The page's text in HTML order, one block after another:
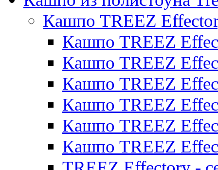
Кашпо TREEZ
Кашпо TREEZ
Кашпо TREEZ
Кашпо TREEZ
Кашпо TREEZ
Кашпо TREEZ
Кашпо TREEZ